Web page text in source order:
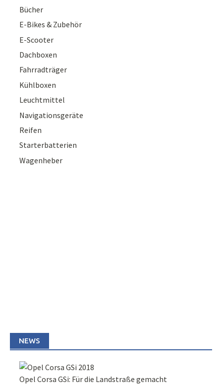
Bücher
E-Bikes & Zubehör
E-Scooter
Dachboxen
Fahrradträger
Kühlboxen
Leuchtmittel
Navigationsgeräte
Reifen
Starterbatterien
Wagenheber
NEWS
Opel Corsa GSi: Für die Landstraße gemacht